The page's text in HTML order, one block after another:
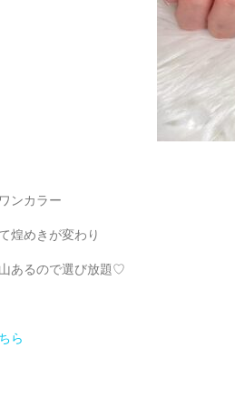
ンカラー
煌めきが変わり
あるので選び放題♡
ら